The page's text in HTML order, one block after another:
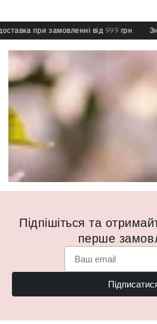
при замовленні від 999 грн
Підпішіться та
перше